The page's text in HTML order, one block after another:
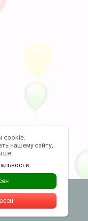
cookie.
нашему сайту,